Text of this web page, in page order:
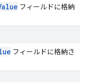
フィールドに格納
フィールドに格納さ